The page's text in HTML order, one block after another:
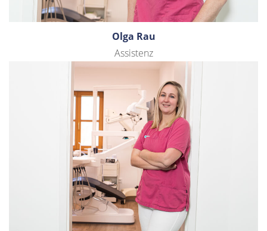
Olga Rau
Assistenz